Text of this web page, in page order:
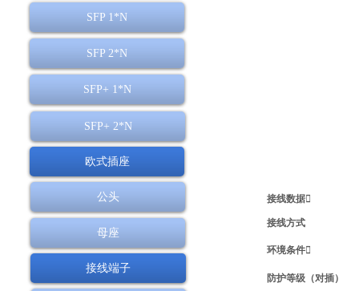
接线数据
接线方式
环境条件
防护等级（对插）
SFP 1*N
SFP 2*N
SFP+ 1*N
SFP+ 2*N
欧式插座
公头
母座
接线端子